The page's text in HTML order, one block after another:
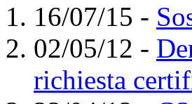
16/07/15 -
02/05/12 -
richiesta